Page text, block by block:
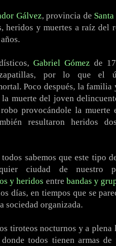
Gálvez, provincia de Santa
heridos y muertes a raíz del
Gabriel Gómez de
por lo que el
Poco después, la familia
muerte del joven
provocándole la muerte
resultaron heridos
sabemos que este tipo
ciudad de nuestro
y heridos entre bandas y
días, en tiempos que se
sociedad organizada.
tiroteos nocturnos y a plena
todos tienen armas